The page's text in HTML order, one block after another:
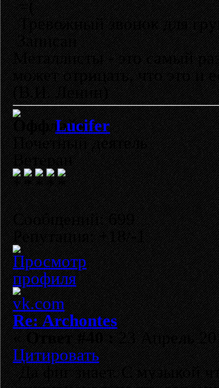
=(
Тревожный звонок для
Записан
Металлисты - это самый
может отрицать, что это и
(В.И. Ленин)
Lucifer
Почетный деятель
Ветеран
Сообщений: 699
Репутация: +18/-1
Re: Archontes
«Ответ #40 :23 Апрель
Цитировать
Да фиг знает. С музыкой